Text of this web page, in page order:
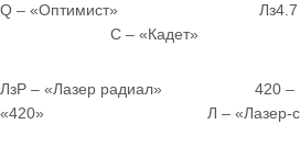
Q – «Оптимист» Лз4.7 –
С – «Кадет»
ЛзР – «Лазер радиал» 420 –
«420» Л – «Лазер-